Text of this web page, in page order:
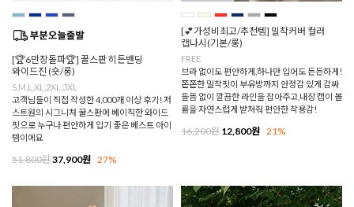
[🏆6만장돌파🏆] 꿀스판 히든밴딩
와이드진 (숏/롱)
S,M,L,XL,2XL,3XL
고객님들이 직접 작성한 4,000개 이상 후기! 저
스트원의 시그니처 꿀스판에 베이직한 와이드
핏으로 누구나 편안하게 입기 좋은 베스트 아이
템이에요
51,800원37,900원 27%
[💕가성비최고/추천템] 밀착커버 컬러
캡나시(기본/롱)
FREE
브라 없이도 편안하게,하나만 입어도 든든하게!
쫀쫀한 밀착핏이 부유방까지 안정감 있게 감싸
들뜸 없이 깔끔한 라인을 잡아주고,내장 캡이 볼
륨을 자연스럽게 받쳐줘 편안한 착용감!
16,200원 12,800원 21%